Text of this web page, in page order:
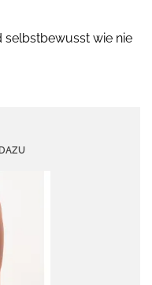
selbstbewusst wie nie